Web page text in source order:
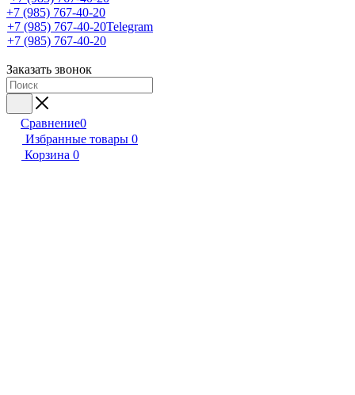
+7 (985) 767-40-20
+7 (985) 767-40-20Telegram
+7 (985) 767-40-20
Заказать звонок
Сравнение0
Избранные товары 0
Корзина 0